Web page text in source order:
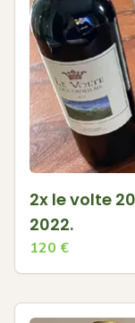
2x le volte
2022.
120 €